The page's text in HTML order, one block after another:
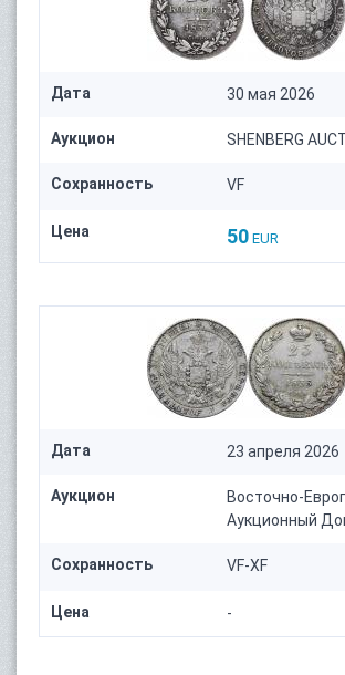
Дата 30 мая 2026
Аукцион SHENBERG
Сохранность VF
Цена 50 EUR
Дата 23 апреля 2026
Аукцион
Восточно-
Аукционный
Сохранность VF-XF
Цена -